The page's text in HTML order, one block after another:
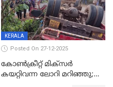
KERALA
Posted On 27-12-2025
കോണ്‍ക്രീറ്റ് മിക്‌സര്‍
കയറ്റിവന്ന ലോറി മറിഞ്ഞു;